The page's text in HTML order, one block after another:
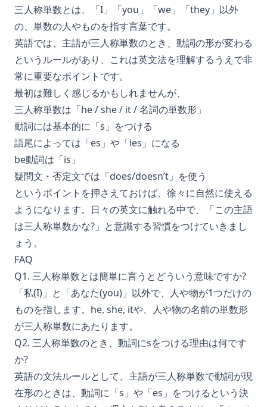
三人称単数とは、「I」「you」「we」「they」以外
の、単数の人やものを指す言葉です。
英語では、主語が三人称単数のとき、動詞の形が変わる
というルールがあり、これは英文法を理解するうえで非
常に重要なポイントです。
最初は難しく感じるかもしれませんが、
三人称単数は「he / she / it / 名詞の単数形」
動詞には基本的に「s」をつける
語尾によっては「es」や「ies」になる
be動詞は「is」
疑問文・否定文では「does/doesn’t」を使う
というポイントを押さえておけば、徐々に自然に使える
ようになります。日々の英文に触れる中で、「この主語
は三人称単数かな?」と意識する習慣をつけていきまし
ょう。
FAQ
Q1. 三人称単数とは簡単に言うとどういう意味ですか?
「私(I)」と「あなた(you)」以外で、人や物が1つだけの
ものを指します。he, she, itや、人や物の名前の単数形
が三人称単数にあたります。
Q2. 三人称単数のとき、動詞にsをつける理由は何です
か?
英語の文法ルールとして、主語が三人称単数で動詞が現
在形のときは、動詞に「s」や「es」をつけるという決